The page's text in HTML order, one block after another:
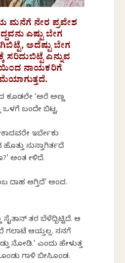
ಮನೆಗೆ ನೇರ ಪ್ರವೇಶ
ಎಷ್ಟು ಬೇಗ
ಅದೆಷ್ಟು ಬೇಗ
ಸರಿದುಬಿಟ್ಟೆ ಎನ್ನುವ
ನಾಯಕರಿಗೆ
ಕೂಡಲೇ ‘ಅರೆ ಅಣ್ಣ
ಒಳಗೆ ಬಂದೇ ಬಿಟ್ಟ.
ಇರ್ಬೇಕು
ಸುಸ್ತಾಗಿರ್ತದೆ
ಅಂತ ಕೇಳಿದೆ.
ದಾಹ ಆಗ್ತಿದೆ’ ಅಂದ.
ಸೈತಾನ್ ತರ ಬೆಳೆದ್ಬಿಟ್ಟಿದೆ. ಆ
ಗಲಾಟೆ ಆಯ್ತಲ್ಲ. ನನಗೆ
ನೋಡಿ.’ ಎಂದು ಹೇಳುತ್ತ
ಗಾಳಿ ಬೀಸಿಕೊಂಡ.